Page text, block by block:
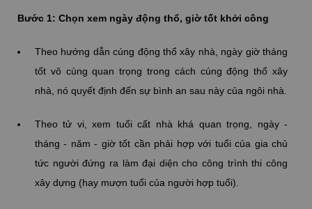
Bước 1: Chọn xem ngày động thổ, giờ tốt khởi công
Theo hướng dẫn cúng động thổ xây nhà, ngày giờ tháng
tốt vô cùng quan trọng trong cách cúng động thổ xây
nhà, nó quyết định đến sự bình an sau này của ngôi nhà.
Theo tử vi, xem tuổi cất nhà khá quan trọng, ngày -
tháng - năm - giờ tốt cần phải hợp với tuổi của gia chủ
tức người đứng ra làm đại diện cho công trình thi công
xây dựng (hay mượn tuổi của người hợp tuổi).